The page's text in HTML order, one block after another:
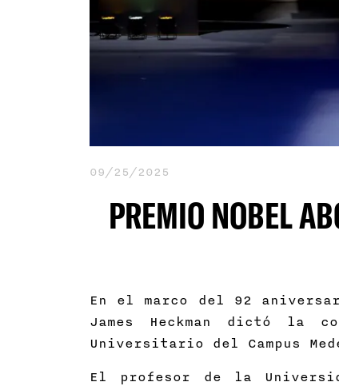
09/25/2025
PREMIO NOBEL
En el marco del 92
James Heckman dictó la
Universitario del Campus
El profesor de la